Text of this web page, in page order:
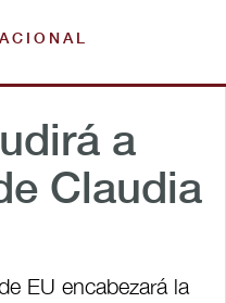
a
Claudia
EU encabezará la